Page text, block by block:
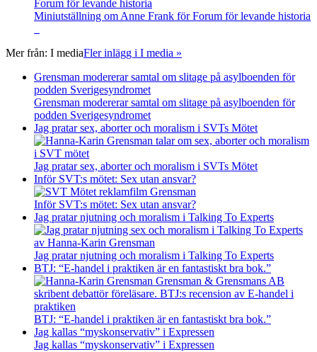
Miniutställning om Anne Frank för Forum för levande historia
Mer från: I mediaFler inlägg i I media »
Grensman modererar samtal om slitage på asylboenden för
podden Sverigesyndromet
Grensman modererar samtal om slitage på asylboenden för
podden Sverigesyndromet
Jag pratar sex, aborter och moralism i SVTs Mötet
Jag pratar sex, aborter och moralism i SVTs Mötet
Inför SVT:s mötet: Sex utan ansvar?
Inför SVT:s mötet: Sex utan ansvar?
Jag pratar njutning och moralism i Talking To Experts
Jag pratar njutning och moralism i Talking To Experts
BTJ: “E-handel i praktiken är en fantastiskt bra bok.”
BTJ: “E-handel i praktiken är en fantastiskt bra bok.”
Jag kallas “myskonservativ” i Expressen
Jag kallas “myskonservativ” i Expressen